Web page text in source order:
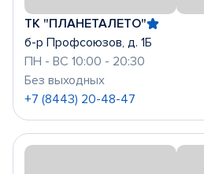
ТК "ПЛАНЕТАЛЕТО"
б-р Профсоюзов, д. 1Б
ПН - ВС 10:00 - 20:30
Без выходных
+7 (8443) 20-48-47